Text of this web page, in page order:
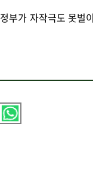
부가 자작극도 못벌